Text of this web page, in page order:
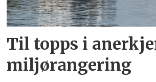
Til topps i
miljørangering